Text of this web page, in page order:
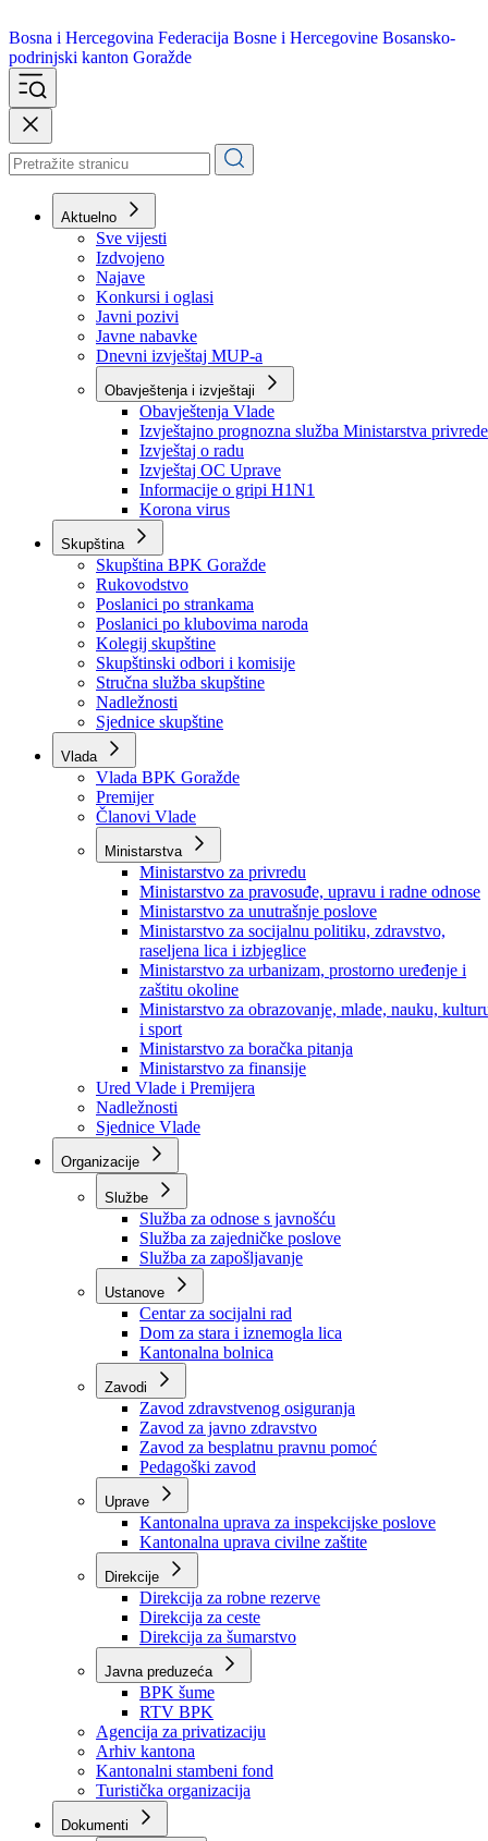
Bosna i Hercegovina
podrinjski kanton Goražde
Aktuelno
Sve vijesti
Izdvojeno
Najave
Konkursi i oglasi
Javni pozivi
Javne nabavke
Dnevni izvještaj MUP-a
Obavještenja i izvještaji
Obavještenja Vlade
Izvještajno prognozna služba Ministarstva privrede
Izvještaj o radu
Izvještaj OC Uprave
Informacije o gripi H1N1
Korona virus
Skupština
Skupština BPK Goražde
Rukovodstvo
Poslanici po strankama
Poslanici po klubovima naroda
Kolegij skupštine
Skupštinski odbori i komisije
Stručna služba skupštine
Nadležnosti
Sjednice skupštine
Vlada
Vlada BPK Goražde
Premijer
Članovi Vlade
Ministarstva
Ministarstvo za privredu
Ministarstvo za pravosuđe, upravu i radne odnose
Ministarstvo za unutrašnje poslove
Ministarstvo za socijalnu politiku, zdravstvo,
raseljena lica i izbjeglice
Ministarstvo za urbanizam, prostorno uređenje i
zaštitu okoline
Ministarstvo za obrazovanje, mlade, nauku,
i sport
Ministarstvo za boračka pitanja
Ministarstvo za finansije
Ured Vlade i Premijera
Nadležnosti
Sjednice Vlade
Organizacije
Službe
Služba za odnose s javnošću
Služba za zajedničke poslove
Služba za zapošljavanje
Ustanove
Centar za socijalni rad
Dom za stara i iznemogla lica
Kantonalna bolnica
Zavodi
Zavod zdravstvenog osiguranja
Zavod za javno zdravstvo
Zavod za besplatnu pravnu pomoć
Pedagoški zavod
Kantonalna uprava za inspekcijske poslove
Kantonalna uprava civilne zaštite
Direkcije
Direkcija za robne rezerve
Direkcija za ceste
Direkcija za šumarstvo
Javna preduzeća
BPK šume
RTV BPK
Agencija za privatizaciju
Arhiv kantona
Kantonalni stambeni fond